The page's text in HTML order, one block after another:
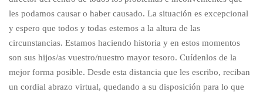
les podamos causar o haber causado. La situación es excepcional
y espero que todos y todas estemos a la altura de las
circunstancias. Estamos haciendo historia y en estos momentos
son sus hijos/as vuestro/nuestro mayor tesoro. Cuídenlos de la
mejor forma posible. Desde esta distancia que les escribo, reciban
un cordial abrazo virtual, quedando a su disposición para lo que